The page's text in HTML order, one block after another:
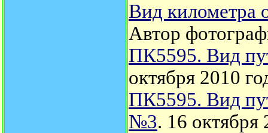
Вид километра
Автор
ПК5595. Вид
октября 2010
ПК5595. Вид
№3. 16